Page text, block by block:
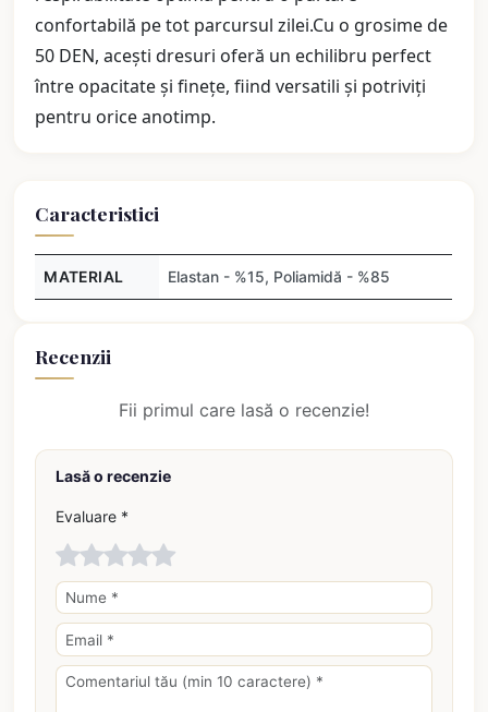
confortabilă pe tot parcursul zilei.Cu o grosime de
50 DEN, acești dresuri oferă un echilibru perfect
între opacitate și finețe, fiind versatili și potriviți
pentru orice anotimp.
Caracteristici
MATERIAL Elastan - %15, Poliamidă - %85
Recenzii
Fii primul care lasă o recenzie!
Lasă o recenzie
Evaluare *